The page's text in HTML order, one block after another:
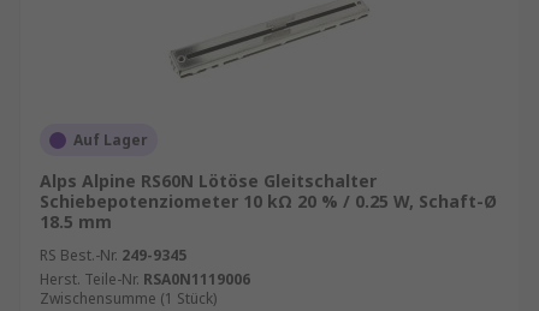
Auf Lager
Alps Alpine RS60N Lötöse Gleitschalter
Schiebepotenziometer 10 kΩ 20 % / 0.25 W, Schaft-Ø
18.5 mm
RS Best.-Nr. 249-9345
Herst. Teile-Nr. RSA0N1119006
Zwischensumme (1 Stück)